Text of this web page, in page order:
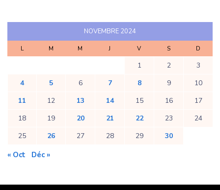
NOVEMBRE 2024
L M M J V S D
1 2
3
4
5 6 7 8 9
10
11
12 13 14 15 16
17
18
19 20 21 22 23
24
25
26 27 28 29 30
« Oct Déc »